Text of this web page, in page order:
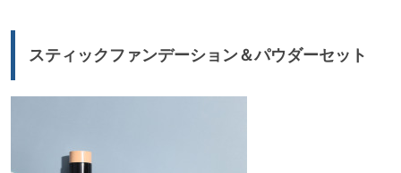
スティックファンデーション＆パウダーセット